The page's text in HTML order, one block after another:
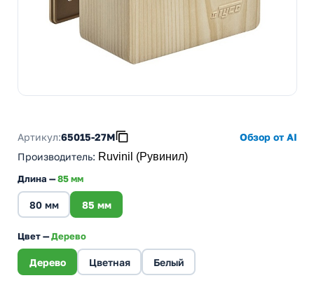
Артикул:65015-27М
Обзор от AI
Производитель: Ruvinil (Рувинил)
Длина —85 мм
80 мм 85 мм
Цвет —Дерево
Дерево Цветная Белый